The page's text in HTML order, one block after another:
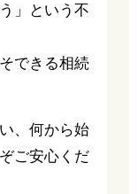
」という不
できる相続
、何から始
ご安心くだ